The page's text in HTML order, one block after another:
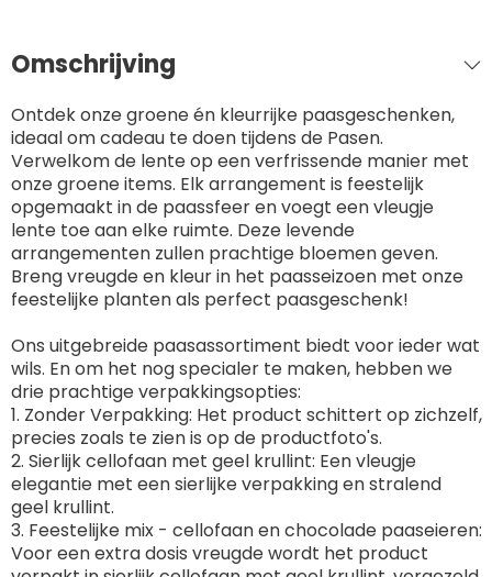
Omschrijving
Ontdek onze groene én kleurrijke paasgeschenken,
ideaal om cadeau te doen tijdens de Pasen.
Verwelkom de lente op een verfrissende manier met
onze groene items. Elk arrangement is feestelijk
opgemaakt in de paassfeer en voegt een vleugje
lente toe aan elke ruimte. Deze levende
arrangementen zullen prachtige bloemen geven.
Breng vreugde en kleur in het paasseizoen met onze
feestelijke planten als perfect paasgeschenk!
Ons uitgebreide paasassortiment biedt voor ieder wat
wils. En om het nog specialer te maken, hebben we
drie prachtige verpakkingsopties:
1. Zonder Verpakking: Het product schittert op zichzelf,
precies zoals te zien is op de productfoto's.
2. Sierlijk cellofaan met geel krullint: Een vleugje
elegantie met een sierlijke verpakking en stralend
geel krullint.
3. Feestelijke mix - cellofaan en chocolade paaseieren:
Voor een extra dosis vreugde wordt het product